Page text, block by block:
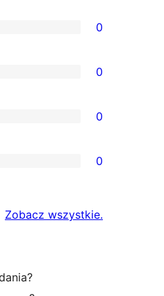
0
0
0
0
Zobacz wszystkierecenzje
.